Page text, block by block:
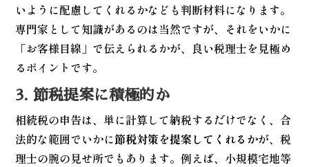
いように配慮してくれるかなども判断材料になります。
専門家として知識があるのは当然ですが、それをいかに
「お客様目線」で伝えられるかが、良い税理士を見極め
るポイントです。
3. 節税提案に積極的か
相続税の申告は、単に計算して納税するだけでなく、合
法的な範囲でいかに節税対策を提案してくれるかが、税
理士の腕の見せ所でもあります。例えば、小規模宅地等